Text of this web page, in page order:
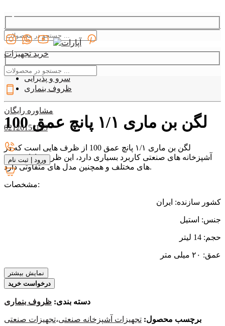
خرید تجهیزات
09127907330
مشاوره رایگان
02126151123
ورود | ثبت نام
دسته بندی
سرو و پذیرایی
ظروف بنماری
لگن بن ماری ۱/۱ پانچ عمق 100
لگن بن ماری ۱/۱ پانچ عمق 100 از ظرف هایی است که در
آشپزخانه های صنعتی کاربرد بسیاری دارد، این ظرف دارای عمق
های مختلف و همچنین مدل های متفاوتی دارد.
مشخصات:
کشور سازنده: ایران
جنس: استیل
حجم: 14 لیتر
عمق: ۲۰ میلی متر
نمایش بیشتر
درخواست خرید
دسته بندی: ظروف بنماری
برچسب محصول: تجهیزات آشپزخانه صنعتی،تجهیزات صنعتی